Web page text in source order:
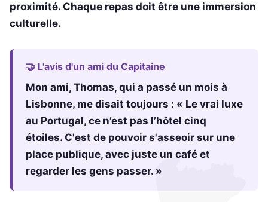
proximité. Chaque repas doit être une immersion
culturelle.
🤝 L'avis d'un ami du Capitaine
Mon ami, Thomas, qui a passé un mois à
Lisbonne, me disait toujours : « Le vrai luxe
au Portugal, ce n’est pas l’hôtel cinq
étoiles. C'est de pouvoir s'asseoir sur une
place publique, avec juste un café et
regarder les gens passer. »